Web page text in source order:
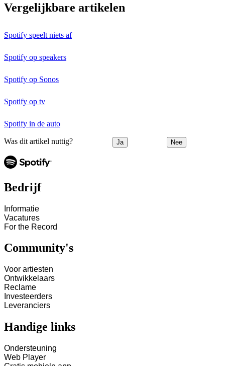
Vergelijkbare artikelen
Spotify speelt niets af
Spotify op speakers
Spotify op Sonos
Spotify op tv
Spotify in de auto
Was dit artikel nuttig? Ja Nee
Bedrijf
Informatie
Vacatures
For the Record
Community's
Voor artiesten
Ontwikkelaars
Reclame
Investeerders
Leveranciers
Handige links
Ondersteuning
Web Player